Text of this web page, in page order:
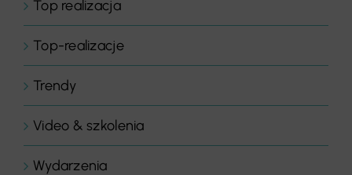
Top realizacja
Top-realizacje
Trendy
Video & szkolenia
Wydarzenia